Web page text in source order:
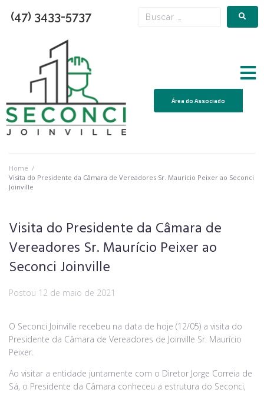
(47) 3433-5737
Área do Associado
Home /
Visita do Presidente da Câmara de Vereadores Sr. Maurício Peixer ao Seconci
Joinville
Visita do Presidente da Câmara de
Vereadores Sr. Maurício Peixer ao
Seconci Joinville
Postou 12 de maio de 2021
O Seconci Joinville recebeu na data de hoje (12/05) a visita do
Presidente da Câmara de Vereadores de Joinville Sr. Maurício
Peixer.
Ao visitar a entidade juntamente com o Diretor Jorge Correia de
Sá, o Presidente da Câmara conheceu a estrutura do Seconci,